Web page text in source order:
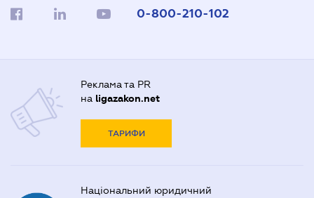
0-800-210-102
Реклама та PR
на ligazakon.net
ТАРИФИ
Національний юридичний